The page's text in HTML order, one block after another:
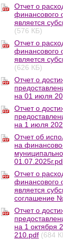
Отчет о
финансового
является
(576 КБ)
Отчет о
финансового
является
(626 КБ)
Отчет о
предоставления
на 01 июля
Отчет о
предоставления
на 1 июля
Отчет об
на финансовое
01.07.2025г.pdf
Отчет о
финансового
является
соглашение №2
Отчет о
предоставления
на 1 октября
210.pdf (684 КБ)